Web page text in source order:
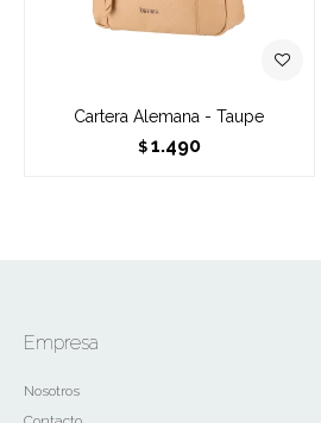
Cartera Alemana - Taupe
$ 1.490
Empresa
Nosotros